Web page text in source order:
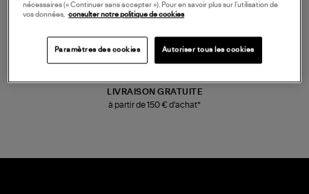
LIVRAISON GRATUITE
à partir de 150 € d'achat*
nécessaires (« Continuer sans accepter »). Pour en savoir plus sur l’utilisation de
vos données,
consulter notre politique de cookies
Paramètres des cookies Autoriser tous les cookies